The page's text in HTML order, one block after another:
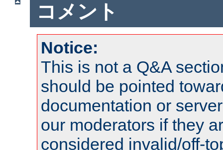
コメント
Notice:
This is not a Q&A
should be pointed
documentation or
our moderators if they
considered invalid/off-